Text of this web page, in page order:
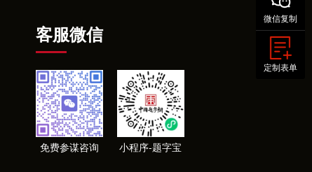
客服微信
免费参谋咨询 小程序-题字宝
微信复制
定制表单